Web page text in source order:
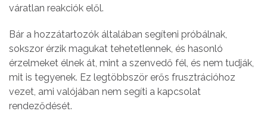
váratlan reakciók elől.
Bár a hozzátartozók általában segíteni próbálnak,
sokszor érzik magukat tehetetlennek, és hasonló
érzelmeket élnek át, mint a szenvedő fél, és nem tudják,
mit is tegyenek. Ez legtöbbször erős frusztrációhoz
vezet, ami valójában nem segíti a kapcsolat
rendeződését.